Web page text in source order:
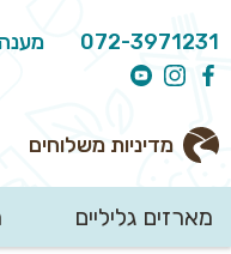
072-3971231 מענה: א’-
מדיניות משלוחים
מארזים גליליים